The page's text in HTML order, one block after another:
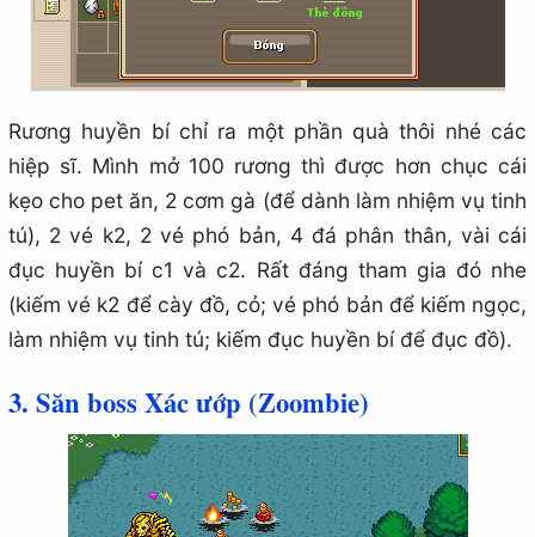
Rương huyền bí chỉ ra một phần quà thôi nhé các
hiệp sĩ. Mình mở 100 rương thì được hơn chục cái
kẹo cho pet ăn, 2 cơm gà (để dành làm nhiệm vụ tinh
tú), 2 vé k2, 2 vé phó bản, 4 đá phân thân, vài cái
đục huyền bí c1 và c2. Rất đáng tham gia đó nhe
(kiếm vé k2 để cày đồ, cỏ; vé phó bản để kiếm ngọc,
làm nhiệm vụ tinh tú; kiếm đục huyền bí để đục đồ).
3. Săn boss Xác ướp (Zoombie)